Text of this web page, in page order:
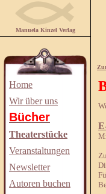
Manuela Kinzel Verlag
Home
Wir über uns
Bücher
Theaterstücke
Veranstaltungen
Newsletter
Autoren buchen